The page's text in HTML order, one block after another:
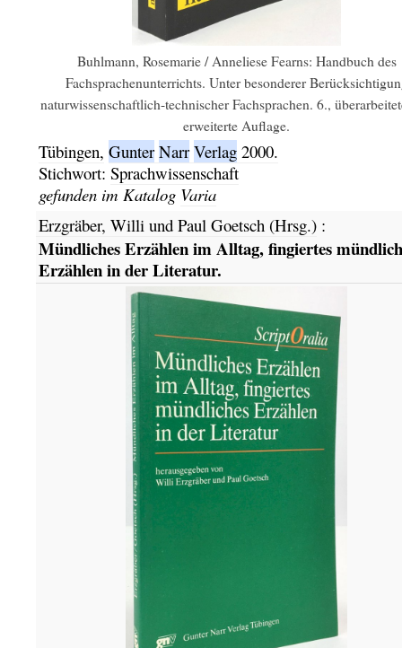
Buhlmann, Rosemarie / Anneliese Fearns: Handbuch des
Fachsprachenunterrichts. Unter besonderer
naturwissenschaftlich-technischer Fachsprachen. 6.,
erweiterte Auflage.
Tübingen, Gunter Narr Verlag 2000.
Stichwort: Sprachwissenschaft
gefunden im Katalog Varia
Erzgräber, Willi und Paul Goetsch (Hrsg.):
Mündliches Erzählen im Alltag, fingiertes
Erzählen in der Literatur.